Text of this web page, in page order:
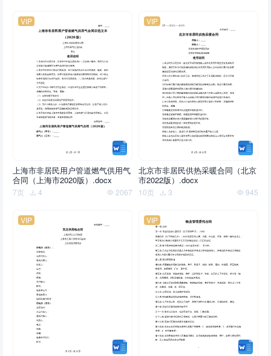
VIP
上海市非居民用户管道燃气供用气
合同（上海市2020版）.docx
7页 4 2067
VIP
北京市非居民供热采暖合同（北京
市2022版）.docx
10页 3 945
VIP VIP